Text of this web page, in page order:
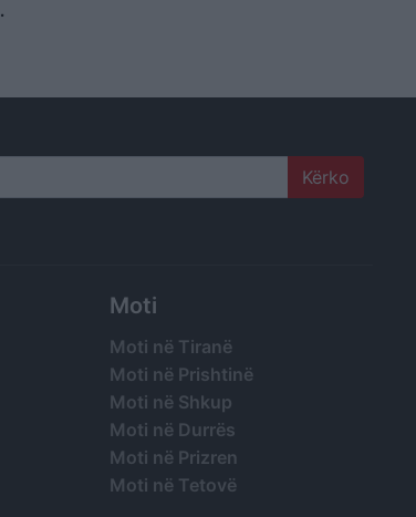
Moti
Moti në Tiranë
Moti në Prishtinë
Moti në Shkup
Moti në Durrës
Moti në Prizren
Moti në Tetovë